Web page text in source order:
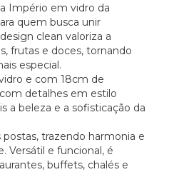
Império em vidro da
quem busca unir
clean valoriza a
frutas e doces, tornando
especial.
e com 18cm de
detalhes em estilo
a beleza e a sofisticação da
trazendo harmonia e
Versátil e funcional, é
buffets, chalés e